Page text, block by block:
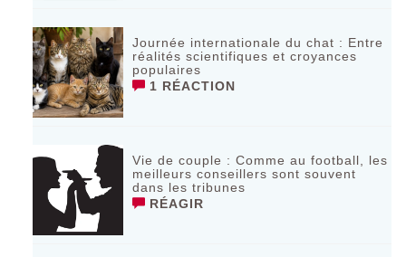
Journée internationale du chat : Entre
réalités scientifiques et croyances
populaires
1 RÉACTION
Vie de couple : Comme au football, les
meilleurs conseillers sont souvent
dans les tribunes
RÉAGIR